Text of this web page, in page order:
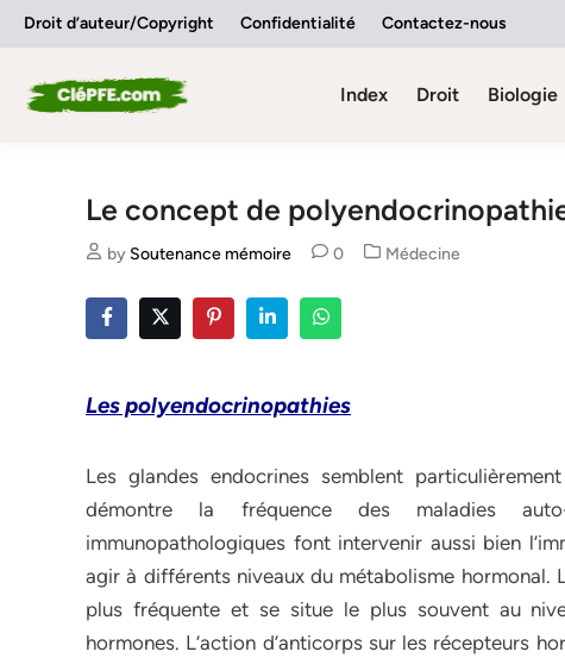
SkipDroit d’auteur/Copyright Confidentialité Contactez-nous
Index Droit Biologie
Le concept de
by Soutenance mémoire 0
Posted
Médecine
Les polyendocrinopathies
Les glandes endocrines semblent
démontre la fréquence des maladies auto-
immunopathologiques font intervenir aussi bien
agir à différents niveaux du métabolisme hormonal.
plus fréquente et se situe le plus souvent au
hormones. L’action d’anticorps sur les récepteurs